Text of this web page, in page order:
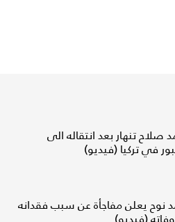
تنهار بعد انتقاله الى
في تركيا (فيديو)
يعلن مفاجأة عن سبب فقدانه